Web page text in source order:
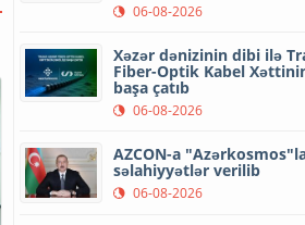
06-08-2026
Xəzər dənizinin dibi ilə
Fiber-Optik Kabel
başa çatıb
06-08-2026
AZCON-a
səlahiyyətlər verilib
06-08-2026